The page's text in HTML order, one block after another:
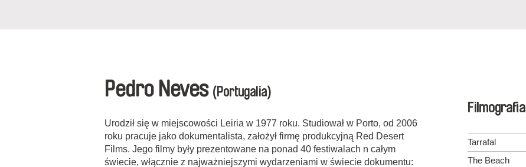
Pedro Neves (Portugalia)
Urodził się w miejscowości Leiria w 1977 roku. Studiował w Porto, od 2006
roku pracuje jako dokumentalista, założył firmę produkcyjną Red Desert
Films. Jego filmy były prezentowane na ponad 40 festiwalach n całym
świecie, włącznie z najważniejszymi wydarzeniami w świecie dokumentu:
Filmografia
Tarrafal
The Beach